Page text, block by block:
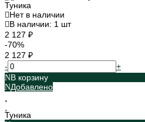
Туника
Нет в наличии
В наличии: 1 шт
2 127 ₽
-70%
2 127 ₽
-
+
В корзину
Добавлено
Туника